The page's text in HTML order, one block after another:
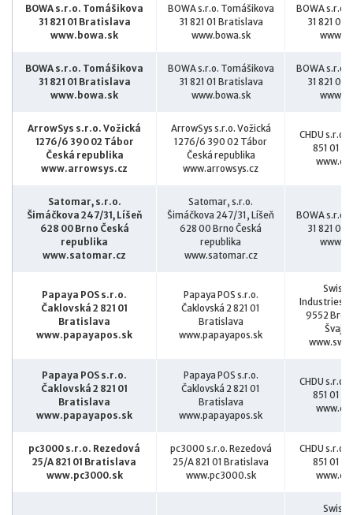
BOWA s.r.o. Tomášikova
31 821 01 Bratislava
www.bowa.sk
BOWA s.r.o. Tomášikova
31 821 01 Bratislava
www.bowa.sk
BOWA s.r.o.
31 821 01
BOWA s.r.o. Tomášikova
31 821 01 Bratislava
www.bowa.sk
BOWA s.r.o. Tomášikova
31 821 01 Bratislava
www.bowa.sk
BOWA s.r.o.
31 821 01
ArrowSys s.r.o. Vožická
1276/6 390 02 Tábor
Česká republika
www.arrowsys.cz
ArrowSys s.r.o. Vožická
1276/6 390 02 Tábor
Česká republika
www.arrowsys.cz
CHDU s.r.o.
851 01
Satomar, s.r.o.
Šimáčkova 247/31, Líšeň
628 00 Brno Česká
republika
www.satomar.cz
Satomar, s.r.o.
Šimáčkova 247/31, Líšeň
628 00 Brno Česká
republika
www.satomar.cz
BOWA s.r.o.
31 821 01
Papaya POS s.r.o.
Čaklovská 2 821 01
Bratislava
www.papayapos.sk
Papaya POS s.r.o.
Čaklovská 2 821 01
Bratislava
www.papayapos.sk
9552
Papaya POS s.r.o.
Čaklovská 2 821 01
Bratislava
www.papayapos.sk
Papaya POS s.r.o.
Čaklovská 2 821 01
Bratislava
www.papayapos.sk
CHDU s.r.o.
851 01
pc3000 s.r.o. Rezedová
25/A 821 01 Bratislava
www.pc3000.sk
pc3000 s.r.o. Rezedová
25/A 821 01 Bratislava
www.pc3000.sk
CHDU s.r.o.
851 01